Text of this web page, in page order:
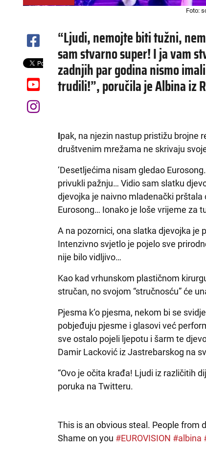
Foto:
“Ljudi, nemojte biti tužni,
sam stvarno super! I ja vam
zadnjih par godina nismo
trudili!”, poručila je Albina iz
Ipak, na njezin nastup pristižu brojne
društvenim mrežama ne skrivaju
‘Desetljećima nisam gledao
privukli pažnju… Vidio sam slatku
djevojka je naivno mladenački
Eurosong… Ionako je loše vrijeme za
A na pozornici, ona slatka djevojka je
Intenzivno svjetlo je pojelo sve
nije bilo vidljivo…
Kao kad vrhunskom plastičnom
stručan, no svojom “stručnosću” će
Pjesma k‘o pjesma, nekom bi se
pobjeđuju pjesme i glasovi već
sve ostalo pojeli ljepotu i šarm te
Damir Lacković iz Jastrebarskog na
“Ovo je očita krađa! Ljudi iz različitih
poruka na Twitteru.
This is an obvious steal. People from
Shame on you #EUROVISION #albina